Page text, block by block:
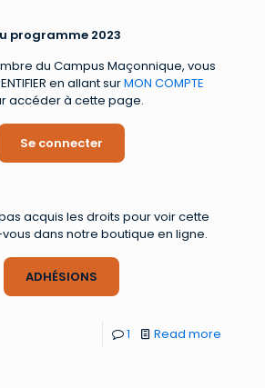
programme 2023
du Campus Maçonnique, vous
en allant surMON COMPTE
accéder à cette page.
Se connecter
acquis les droits pour voir cette
dans notre boutique en ligne.
ADHÉSIONS
1 Read more